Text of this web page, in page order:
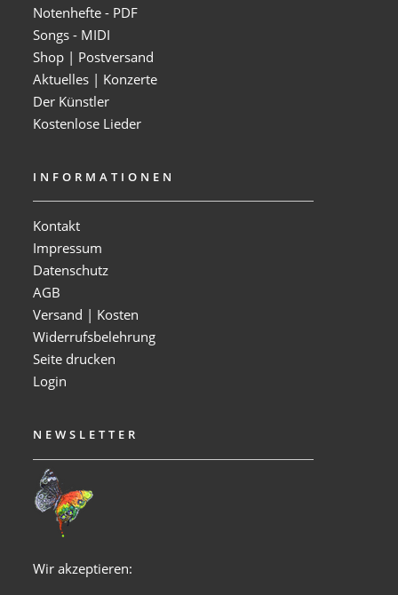
Notenhefte - PDF
Songs - MIDI
Shop | Postversand
Aktuelles | Konzerte
Der Künstler
Kostenlose Lieder
INFORMATIONEN
Kontakt
Impressum
Datenschutz
AGB
Versand | Kosten
Widerrufsbelehrung
Seite drucken
Login
NEWSLETTER
Wir akzeptieren: